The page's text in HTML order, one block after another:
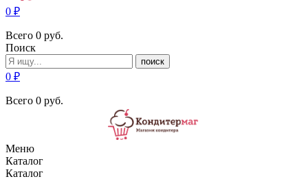
0 ₽
Всего 0 руб.
Поиск
поиск
0 ₽
Всего 0 руб.
Меню
Каталог
Каталог